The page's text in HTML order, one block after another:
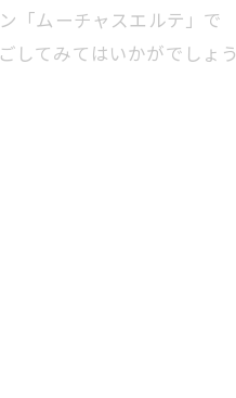
「ムーチャスエルテ」で
してみてはいかがでしょう